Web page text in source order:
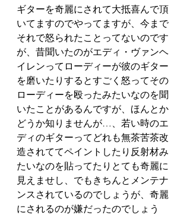
ギターを奇麗にされて大抵喜んで頂
いてますのでやってますが、今まで
それで怒られたことってないのです
が、昔聞いたのがエディ・ヴァンヘ
イレンってローディーが彼のギター
を磨いたりするとすごく怒ってその
ローディーを殴ったみたいなのを聞
いたことがあるんですが、ほんとか
どうか知りませんが…、若い時のエ
ディのギターってどれも無茶苦茶改
造されててペイントしたり反射材み
たいなのを貼ってたりとても奇麗に
見えませし、でもきちんとメンテナ
ンスされているのでしょうが、奇麗
にされるのが嫌だったのでしょう